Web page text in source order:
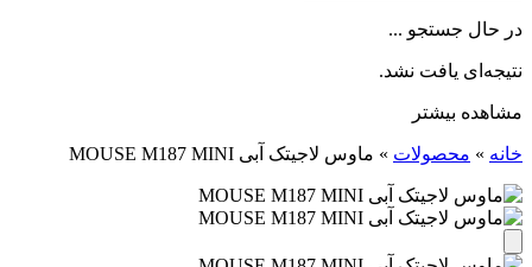
در حال جستجو ...
نتیجه‌ای یافت نشد.
مشاهده بیشتر
خانه » محصولات » ماوس لاجیتک آبی MOUSE M187 MINI